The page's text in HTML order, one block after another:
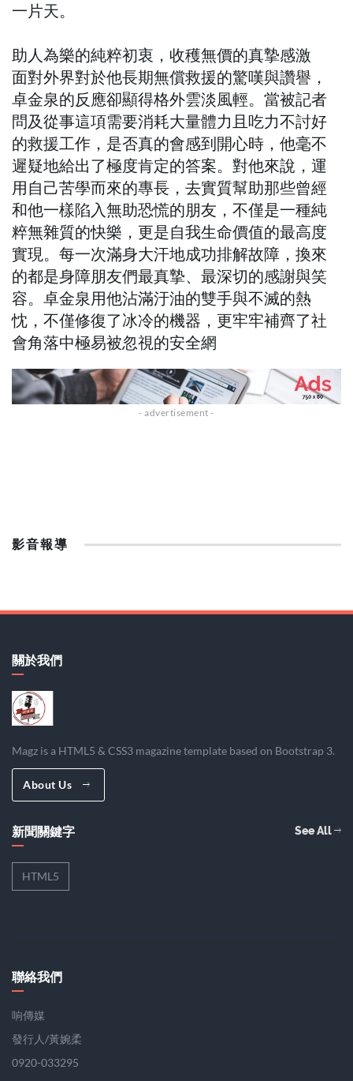
一片天。
助人為樂的純粹初衷，收穫無價的真摯感激
面對外界對於他長期無償救援的驚嘆與讚譽，
卓金泉的反應卻顯得格外雲淡風輕。當被記者
問及從事這項需要消耗大量體力且吃力不討好
的救援工作，是否真的會感到開心時，他毫不
遲疑地給出了極度肯定的答案。對他來說，運
用自己苦學而來的專長，去實質幫助那些曾經
和他一樣陷入無助恐慌的朋友，不僅是一種純
粹無雜質的快樂，更是自我生命價值的最高度
實現。每一次滿身大汗地成功排解故障，換來
的都是身障朋友們最真摯、最深切的感謝與笑
容。卓金泉用他沾滿汙油的雙手與不滅的熱
忱，不僅修復了冰冷的機器，更牢牢補齊了社
會角落中極易被忽視的安全網
影音報導
關於我們
Magz is a HTML5 & CSS3 magazine template based on Bootstrap 3.
About Us
新聞關鍵字 See All
HTML5
聯絡我們
响傳媒
發行人/黃婉柔
0920-033295